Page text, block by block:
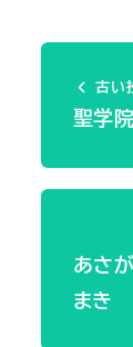
古い
聖学
あさ
まき